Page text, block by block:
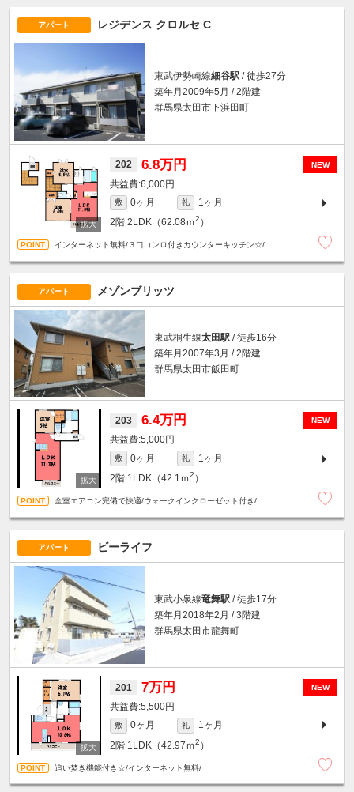
アパート レジデンス クロルセ C
東武伊勢崎線細谷駅 / 徒歩27分
築年月2009年5月 / 2階建
群馬県太田市下浜田町
NEW
202 6.8万円
6,000円
敷 0ヶ月 礼
1ヶ月
2階 2LDK（62.08ｍ2 ）
インターネット無料/３口コンロ付きカウンターキッチン☆/
アパート メゾンブリッツ
東武桐生線太田駅 / 徒歩16分
築年月2007年3月 / 2階建
群馬県太田市飯田町
NEW
203 6.4万円
5,000円
敷 0ヶ月 礼
1ヶ月
2階 1LDK（42.1ｍ2 ）
全室エアコン完備で快適/ウォークインクローゼット付き/
アパート ビーライフ
東武小泉線竜舞駅 / 徒歩17分
築年月2018年2月 / 3階建
群馬県太田市龍舞町
NEW
201 7万円
5,500円
敷 0ヶ月 礼
1ヶ月
2階 1LDK（42.97ｍ2 ）
追い焚き機能付き☆/インターネット無料/